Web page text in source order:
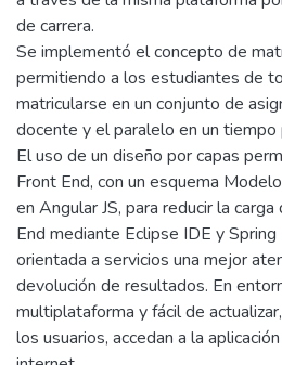
de carrera.
Se implementó el concepto de
permitiendo a los estudiantes de
matricularse en un conjunto de
docente y el paralelo en un
El uso de un diseño por capas
Front End, con un esquema
en Angular JS, para reducir la
End mediante Eclipse IDE y
orientada a servicios una mejor
devolución de resultados. En
multiplataforma y fácil de
los usuarios, accedan a la